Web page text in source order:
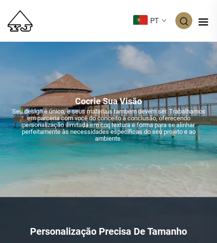
PT
Cocrie Sua Visão
Seu design é único, e seus materiais também devem ser. Trabalhamos
em parceria com você do conceito à conclusão, oferecendo
personalização ilimitada em cor, textura e forma para se alinhar
perfeitamente às necessidades específicas do seu projeto e ao
ambiente.
Personalização Precisa De Tamanho